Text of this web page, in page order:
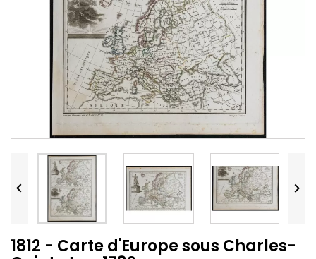
 
1812 - Carte d'Europe sous Charles-